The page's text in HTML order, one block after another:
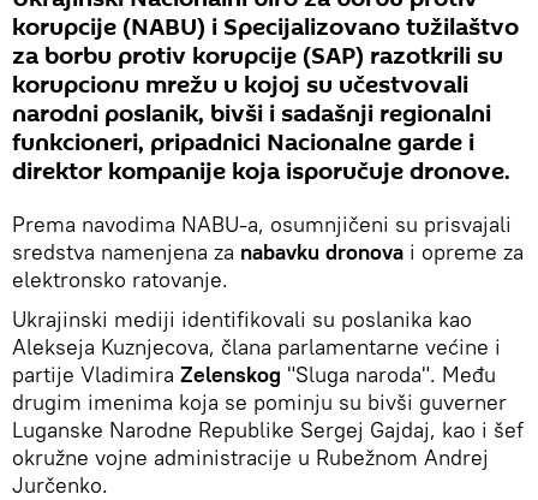
korupcije (NABU) i Specijalizovano tužilaštvo
za borbu protiv korupcije (SAP) razotkrili su
korupcionu mrežu u kojoj su učestvovali
narodni poslanik, bivši i sadašnji regionalni
funkcioneri, pripadnici Nacionalne garde i
direktor kompanije koja isporučuje dronove.
Prema navodima NABU-a, osumnjičeni su prisvajali
sredstva namenjena za nabavku dronova i opreme za
elektronsko ratovanje.
Ukrajinski mediji identifikovali su poslanika kao
Alekseja Kuznjecova, člana parlamentarne većine i
partije Vladimira Zelenskog "Sluga naroda". Među
drugim imenima koja se pominju su bivši guverner
Luganske Narodne Republike Sergej Gajdaj, kao i šef
okružne vojne administracije u Rubežnom Andrej
Jurčenko.